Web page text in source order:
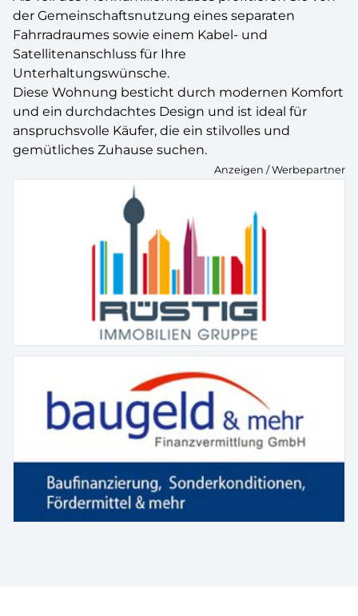
der Gemeinschaftsnutzung eines separaten
Fahrradraumes sowie einem Kabel- und
Satellitenanschluss für Ihre
Unterhaltungswünsche.
Diese Wohnung besticht durch modernen Komfort
und ein durchdachtes Design und ist ideal für
anspruchsvolle Käufer, die ein stilvolles und
gemütliches Zuhause suchen.
Anzeigen / Werbepartner